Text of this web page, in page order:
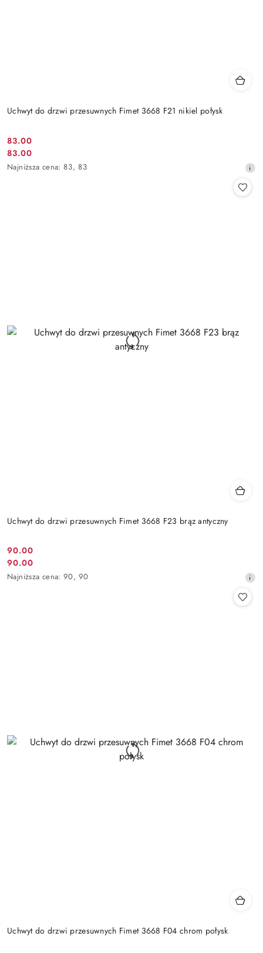
Uchwyt do drzwi przesuwnych Fimet 3668 F21 nikiel połysk
Cena
promocyjna:
83.00
Cena
promocyjna:
83.00
Najniższa
Najniższa cena: 83, 83
Uchwyt do drzwi przesuwnych Fimet 3668 F23 brąz antyczny
Cena
promocyjna:
90.00
Cena
promocyjna:
90.00
Najniższa
Najniższa cena: 90, 90
Uchwyt do drzwi przesuwnych Fimet 3668 F04 chrom połysk